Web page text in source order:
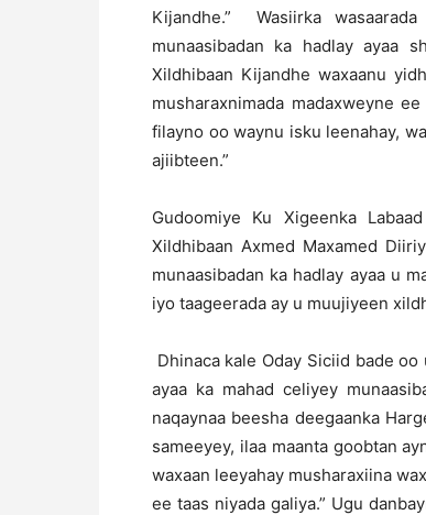
Kijandhe.” Wasiirka
munaasibadan ka hadlay ayaa
Xildhibaan Kijandhe waxaanu
musharaxnimada madaxweyne
filayno oo waynu isku leenahay,
ajiibteen.”
Gudoomiye Ku Xigeenka
Xildhibaan Axmed Maxamed
munaasibadan ka hadlay ayaa u
iyo taageerada ay u muujiyeen
Dhinaca kale Oday Siciid bade
ayaa ka mahad celiyey
naqaynaa beesha deegaanka
sameeyey, ilaa maanta goobtan
waxaan leeyahay musharaxiina
ee taas niyada galiya.” Ugu